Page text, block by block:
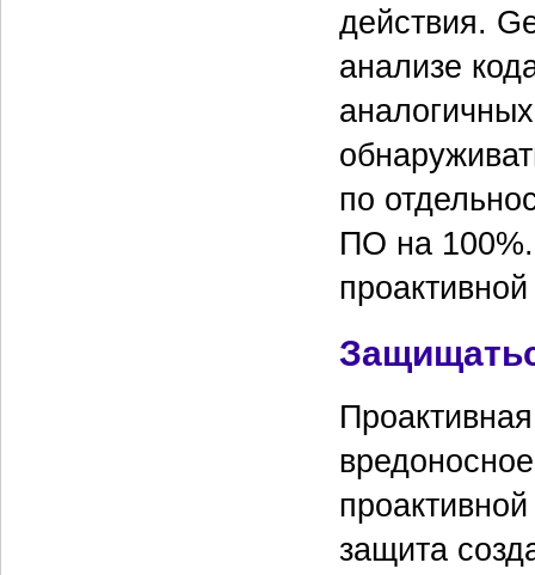
действия.
анализе
по
ПО на 100%.
защита